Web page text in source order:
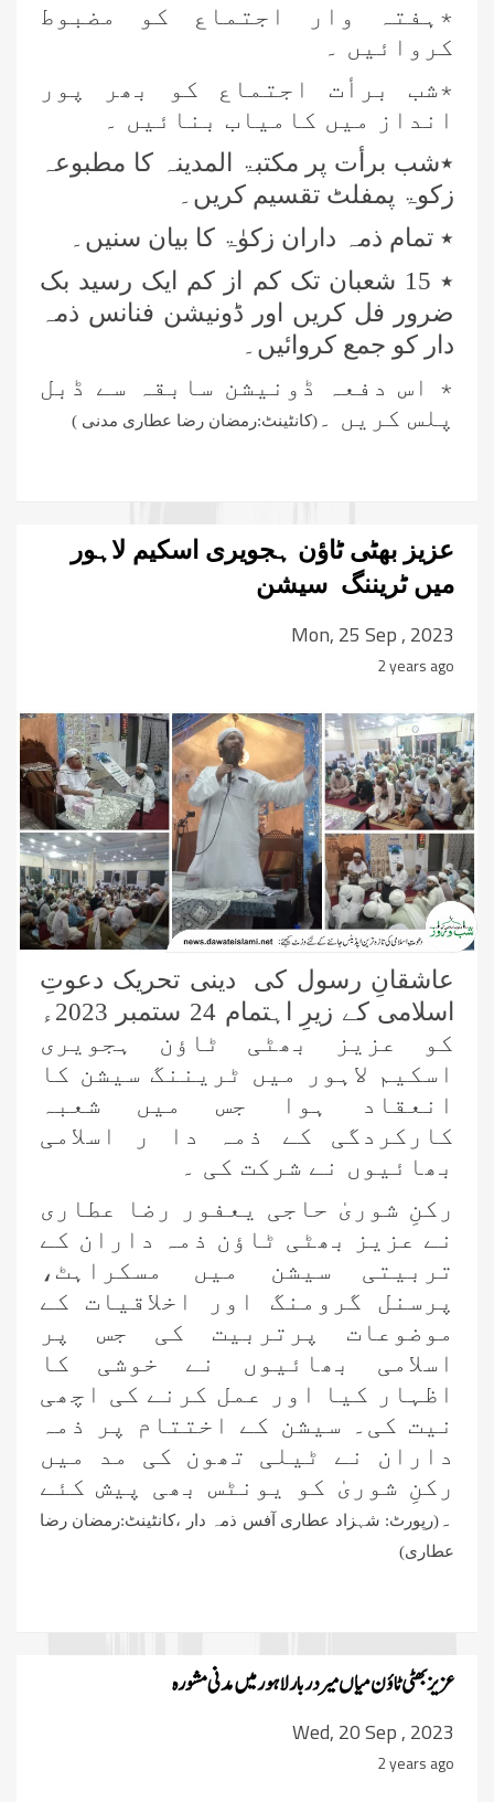
٭ہفتہ وار اجتماع کو مضبوط
کروائیں ۔
٭شب برأت اجتماع کو بھر پور
انداز میں کامیاب بنائیں ۔
٭شب برأت پر مکتبۃ المدینہ کا مطبوعہ
زکوۃ پمفلٹ تقسیم کریں۔
٭ تمام ذمہ داران زکوٰۃ کا بیان سنیں۔
٭ 15 شعبان تک کم از کم ایک رسید بک
ضرور فل کریں اور ڈونیشن فنانس ذمہ
دار کو جمع کروائیں۔
٭ اس دفعہ ڈونیشن سابقہ سے ڈبل
پلس کریں ۔ (کانٹینٹ:رمضان رضا عطاری مدنی )
عزیز بھٹی ٹاؤن ہجویری اسکیم لاہور
میں ٹریننگ سیشن
Mon, 25 Sep , 2023
2 years ago
عاشقانِ رسول کی دینی تحریک دعوتِ
اسلامی کے زیرِ اہتمام 24 ستمبر 2023ء
کو عزیز بھٹی ٹاؤن ہجویری
اسکیم لاہور میں ٹریننگ سیشن کا
انعقاد ہوا جس میں شعبہ
کارکردگی کے ذمہ دا ر اسلامی
بھائیوں نے شرکت کی ۔
رکنِ شوریٰ حاجی یعفور رضا عطاری
نے عزیز بھٹی ٹاؤن ذمہ داران کے
تربیتی سیشن میں مسکراہٹ،
پرسنل گرومنگ اور اخلاقیات کے
موضوعات پرتربیت کی جس پر
اسلامی بھائیوں نے خوشی کا
اظہار کیا اور عمل کرنے کی اچھی
نیت کی۔ سیشن کے اختتام پر ذمہ
داران نے ٹیلی تھون کی مد میں
رکنِ شوریٰ کو یونٹس بھی پیش کئے
۔ (رپورٹ: شہزاد عطاری آفس ذمہ دار ،کانٹینٹ:رمضان رضا
عطاری)
عزیز بھٹی ٹاؤن میاں میر دربار لاہور میں مدنی مشورہ
Wed, 20 Sep , 2023
2 years ago